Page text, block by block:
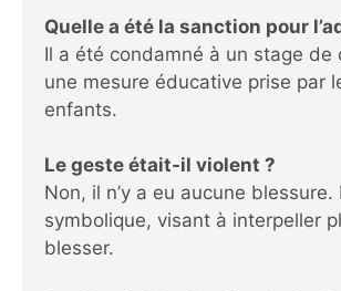
Quelle a été la sanction pour
Il a été condamné à un stage de
une mesure éducative prise par
enfants.
Le geste était-il violent ?
Non, il n’y a eu aucune blessure.
symbolique, visant à interpeller
blesser.